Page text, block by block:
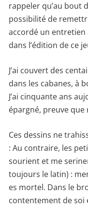
rappeler qu’au bout
possibilité de
accordé un entretien
dans l’édition de ce
J’ai couvert des
dans les cabanes, à
J’ai cinquante ans
épargné, preuve
Ces dessins ne
: Au contraire, les
sourient et me
toujours le latin) :
es mortel. Dans le
contentement de soi